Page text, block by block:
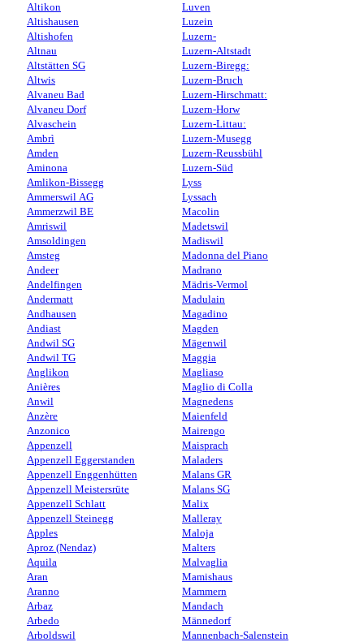
Altikon
Altishausen
Altishofen
Altnau
Altstätten SG
Altwis
Alvaneu Bad
Alvaneu Dorf
Alvaschein
Ambrì
Amden
Aminona
Amlikon-Bissegg
Ammerswil AG
Ammerzwil BE
Amriswil
Amsoldingen
Amsteg
Andeer
Andelfingen
Andermatt
Andhausen
Andiast
Andwil SG
Andwil TG
Anglikon
Anières
Anwil
Anzère
Anzonico
Appenzell
Appenzell Eggerstanden
Appenzell Enggenhütten
Appenzell Meistersrüte
Appenzell Schlatt
Appenzell Steinegg
Apples
Aproz (Nendaz)
Aquila
Aran
Aranno
Arbaz
Arbedo
Arboldswil
Luven
Luzein
Luzern-
Luzern-Altstadt
Luzern-Biregg:
Luzern-Bruch
Luzern-Hirschmatt:
Luzern-Horw
Luzern-Littau:
Luzern-Musegg
Luzern-Reussbühl
Luzern-Süd
Lyss
Lyssach
Macolin
Madetswil
Madiswil
Madonna del Piano
Madrano
Mädris-Vermol
Madulain
Magadino
Magden
Mägenwil
Maggia
Magliaso
Maglio di Colla
Magnedens
Maienfeld
Mairengo
Maisprach
Maladers
Malans GR
Malans SG
Malix
Malleray
Maloja
Malters
Malvaglia
Mamishaus
Mammern
Mandach
Männedorf
Mannenbach-Salenstein